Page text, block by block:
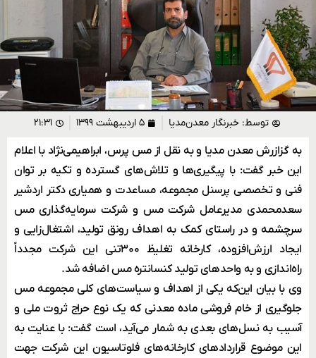
توسط: خبرنگار معدن‌مدیا ۵ اردیبهشت ۱۳۹۹ ۲۱:۳۱
به گزازرش معدن مدیا و به نقل از مس پرس، ابراهیمی‌ن‍ژاد با اعلام
این خبر گفت: با پیگیری‌ها و تلاش‌های گسترده و تکیه بر توان
فنی و تخصصی پرسنل مجموعه، مساعدت و همیاری دکتر اردشیر
سعدمحمدی مدیرعامل شرکت مس و شرکت سرمایه‌گذاری مس
سرچشمه و در راستای کمک به اهداف رونق تولید، اشتغال‌زایی و
ایجاد ارزش‌افزوده، کارخانه تغلیظ ۳۰۰تنی این شرکت مجدداً
راه‌اندازی و به واحدهای تولید کنسانتره مس اضافه شد.
وی با بیان این‌که یکی از اهداف و سیاست‌های کلی مجموعه مس
جلوگیری از خام فروشی ماده معدنی که یک نوع حراج ثروت ملی و
آسیب به نسل‌های بعدی به شمار می‌آید، است گفت: با عنایت به
این موضوع قراردادهای کارخانه‌های فلوتاسیون این شرکت جهت